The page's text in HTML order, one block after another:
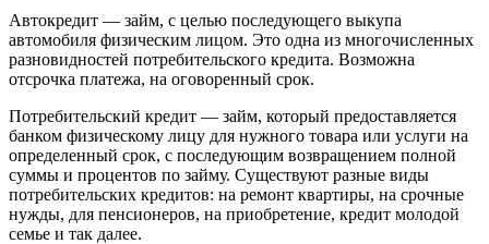
Автокредит — займ, с целью последующего выкупа
автомобиля физическим лицом. Это одна из многочисленных
разновидностей потребительского кредита. Возможна
отсрочка платежа, на оговоренный срок.
Потребительский кредит — займ, который предоставляется
банком физическому лицу для нужного товара или услуги на
определенный срок, с последующим возвращением полной
суммы и процентов по займу. Существуют разные виды
потребительских кредитов: на ремонт квартиры, на срочные
нужды, для пенсионеров, на приобретение, кредит молодой
семье и так далее.